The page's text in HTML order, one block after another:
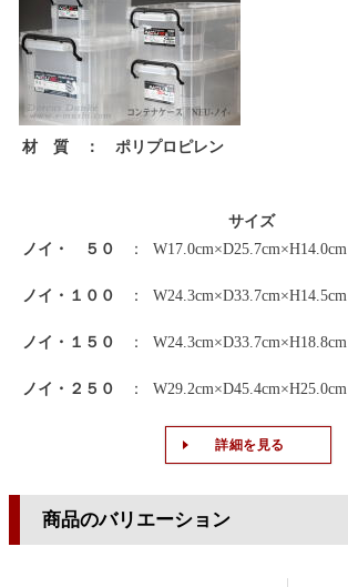
材 質 ： ポリプロピレン
サイズ
ノイ・ ５０
ノイ・１００
ノイ・１５０
ノイ・２５０
：
：
：
：
W17.0cm×D25.7cm×H14.0cm
W24.3cm×D33.7cm×H14.5cm
W24.3cm×D33.7cm×H18.8cm
W29.2cm×D45.4cm×H25.0cm
詳細を見る
商品のバリエーション